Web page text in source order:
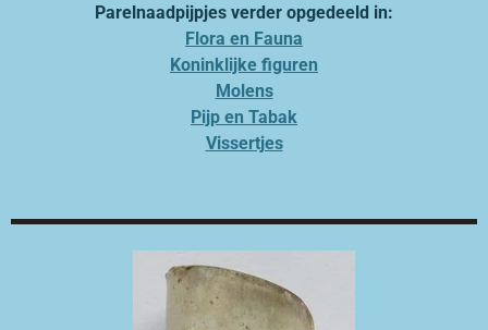
Parelnaadpijpjes verder opgedeeld in:
Flora en Fauna
Koninklijke figuren
Molens
Pijp en Tabak
Vissertjes